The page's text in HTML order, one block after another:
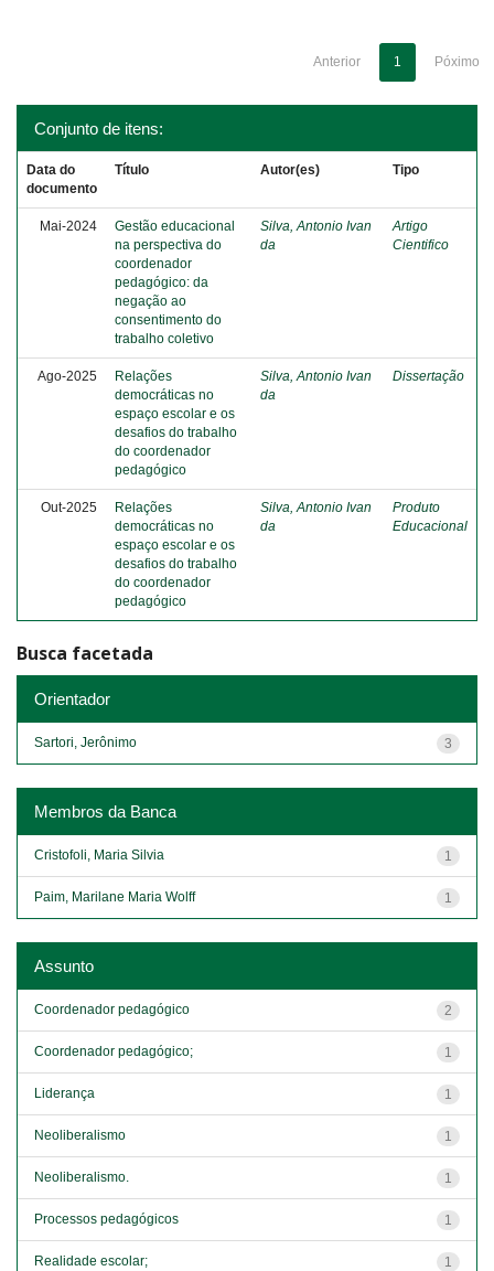
Anterior 1 Póximo
Conjunto de itens:
Data do
documento
Título Autor(es) Tipo
Mai-2024
Gestão educacional
na perspectiva do
coordenador
pedagógico: da
negação ao
consentimento do
trabalho coletivo
Silva, Antonio Ivan
da
Artigo
Cientifico
Ago-2025
Relações
democráticas no
espaço escolar e os
desafios do trabalho
do coordenador
pedagógico
Silva, Antonio Ivan
da
Dissertação
Out-2025
Relações
democráticas no
espaço escolar e os
desafios do trabalho
do coordenador
pedagógico
Silva, Antonio Ivan
da
Produto
Educacional
Busca facetada
Orientador
3
Sartori, Jerônimo
Membros da Banca
1
Cristofoli, Maria Silvia
1
Paim, Marilane Maria Wolff
Assunto
2
Coordenador pedagógico
1
Coordenador pedagógico;
1
Liderança
1
Neoliberalismo
1
Neoliberalismo.
1
Processos pedagógicos
1
Realidade escolar;